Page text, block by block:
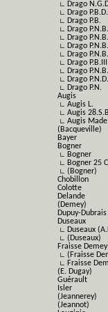
∟ Drago
∟ Drago P.B.D.
∟ Drago P.B.
∟ Drago P.N.B.
∟ Drago
∟ Drago
∟ Drago
∟ Drago P.B.III
∟ Drago
∟ Drago P.N.D.
∟ Drago P.N.
Augis
∟ Augis L.
∟ Augis
∟ Augis
(Bacqueville)
Bayer
Bogner
∟ Bogner
∟ Bogner 25
∟ (Bogner)
Chobillon
Colotte
Delande
(Demey)
Dupuy-Dubrais
Duseaux
∟ Duseaux
∟ (Duseaux)
Fraisse Demey
∟ (Fraisse
∟ Fraisse
(E. Dugay)
Guérault
Isler
(Jeannerey)
(Jeannot)